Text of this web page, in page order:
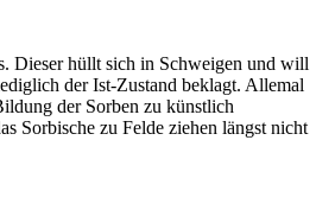
Dieser hüllt sich in Schweigen und will
der Ist-Zustand beklagt. Allemal
der Sorben zu künstlich
Sorbische zu Felde ziehen längst nicht